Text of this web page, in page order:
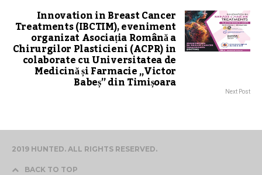
Innovation in Breast Cancer
Treatments (IBCTIM), eveniment
organizat Asociația Română a
Chirurgilor Plasticieni (ACPR) in
colaborate cu Universitatea de
Medicină și Farmacie „Victor
Babeș” din Timișoara Next Post
2019 HUNTED. ALL RIGHTS RESERVED.
BACK TO TOP